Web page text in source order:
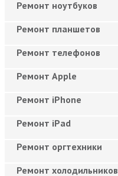
Ремонт ноутбуков
Ремонт планшетов
Ремонт телефонов
Ремонт Apple
Ремонт iPhone
Ремонт iPad
Ремонт оргтехники
Ремонт холодильников